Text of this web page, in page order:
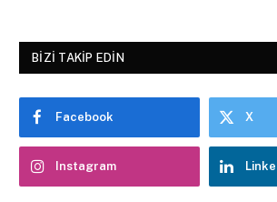
BIZI TAKIP EDIN
Facebook X
Instagram